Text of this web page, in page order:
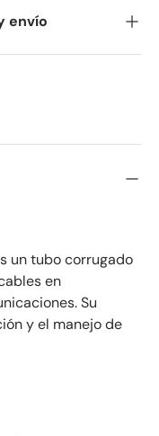
envío
un tubo corrugado
en
Su
y el manejo de